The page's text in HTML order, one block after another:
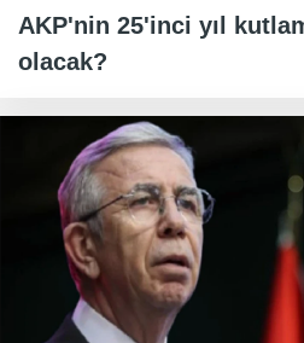
AKP'nin 25'inci yıl
olacak?